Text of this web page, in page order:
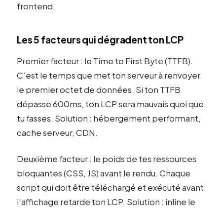
frontend.
Les 5 facteurs qui dégradent ton LCP
Premier facteur : le Time to First Byte (TTFB).
C’est le temps que met ton serveur à renvoyer
le premier octet de données. Si ton TTFB
dépasse 600ms, ton LCP sera mauvais quoi que
tu fasses. Solution : hébergement performant,
cache serveur, CDN.
Deuxième facteur : le poids de tes ressources
bloquantes (CSS, JS) avant le rendu. Chaque
script qui doit être téléchargé et exécuté avant
l’affichage retarde ton LCP. Solution : inline le